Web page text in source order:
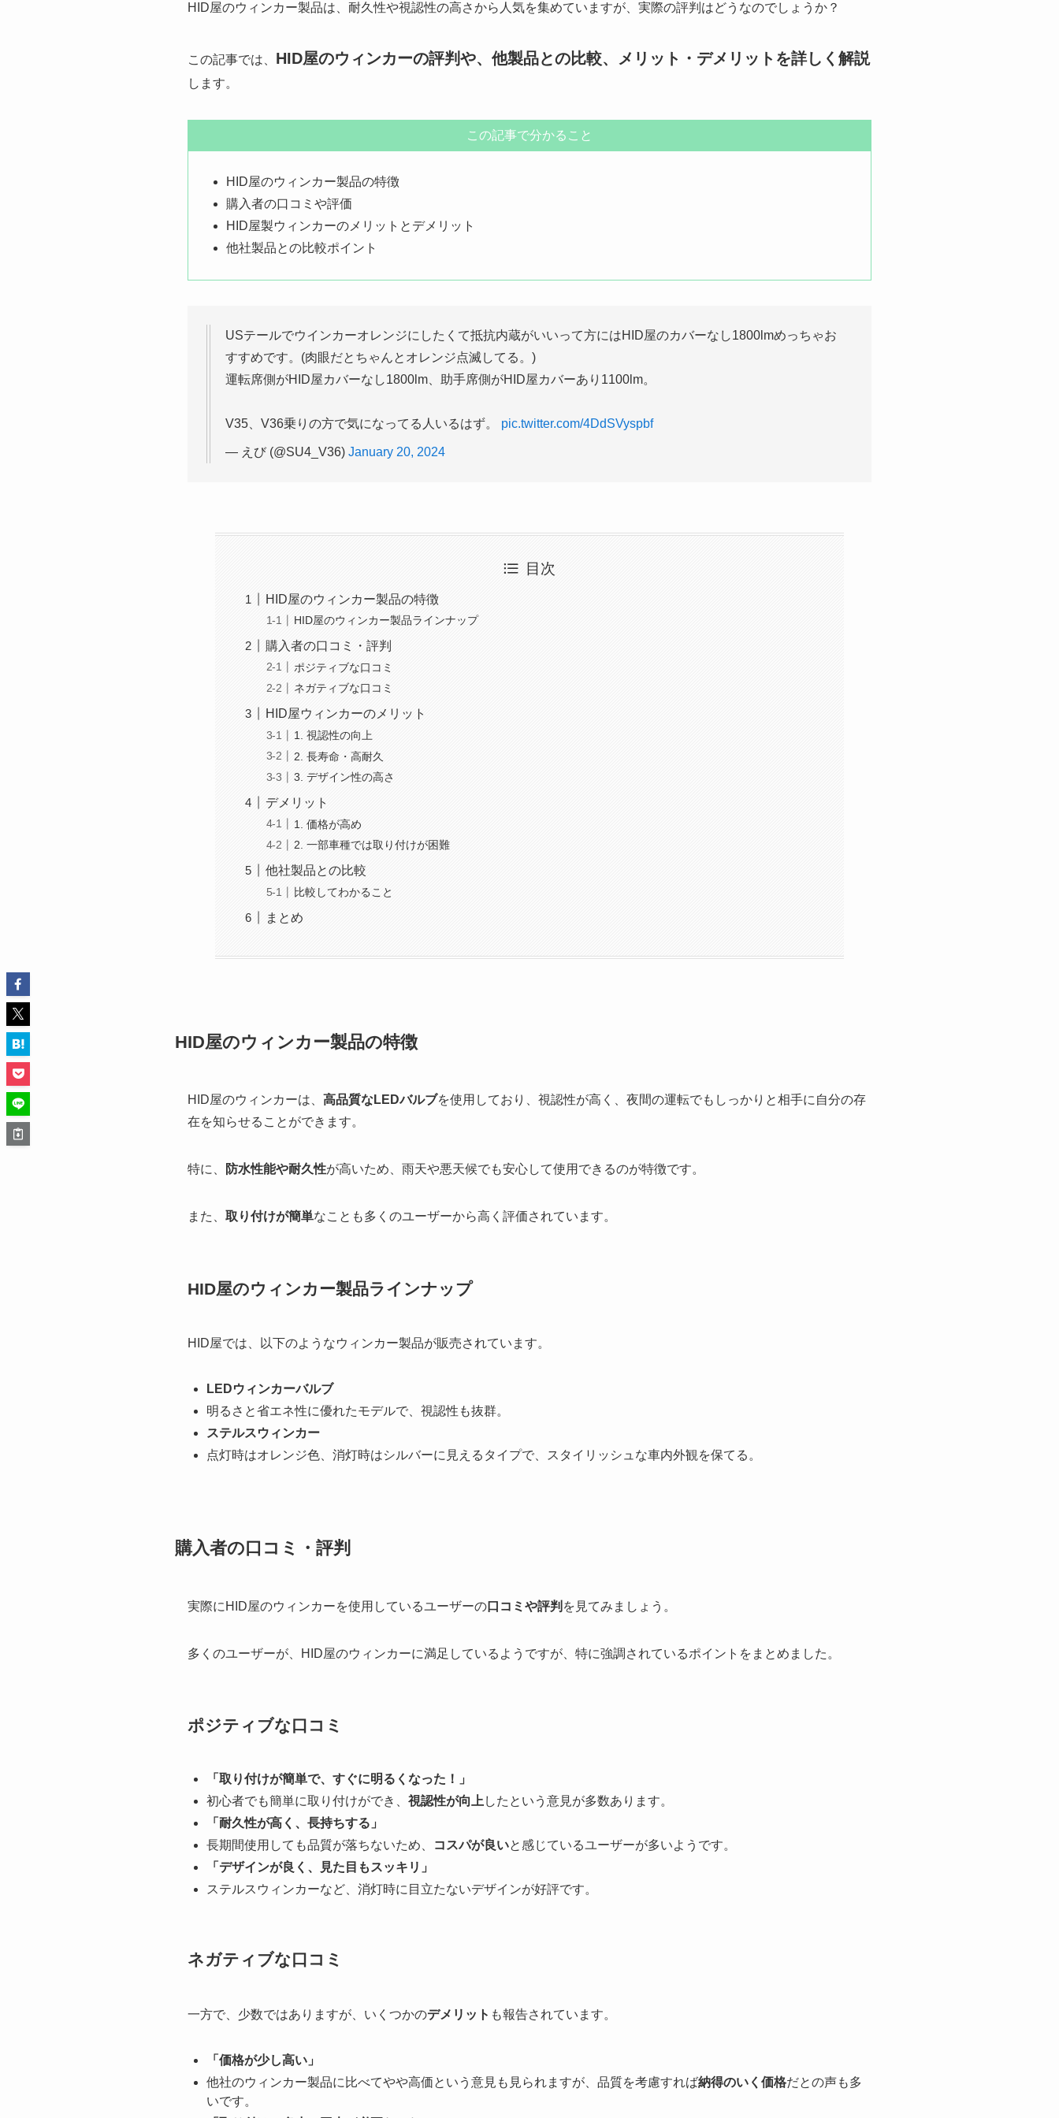
HID屋のウィンカー製品は、耐久性や視認性の高さから人気を集めていますが、実際の評判はどうなのでしょうか？
この記事では、 HID屋のウィンカーの評判や、他製品との比較、メリット・デメリットを詳しく解説
します。
この記事で分かること
HID屋のウィンカー製品の特徴
購入者の口コミや評価
HID屋製ウィンカーのメリットとデメリット
他社製品との比較ポイント
USテールでウインカーオレンジにしたくて抵抗内蔵がいいって方にはHID屋のカバーなし1800lmめっちゃお
すすめです。(肉眼だとちゃんとオレンジ点滅してる。)
運転席側がHID屋カバーなし1800lm、助手席側がHID屋カバーあり1100lm。
V35、V36乗りの方で気になってる人いるはず。 pic.twitter.com/4DdSVyspbf
— えび (@SU4_V36) January 20, 2024
目次
HID屋のウィンカー製品の特徴
HID屋のウィンカー製品ラインナップ
購入者の口コミ・評判
ポジティブな口コミ
ネガティブな口コミ
HID屋ウィンカーのメリット
1. 視認性の向上
2. 長寿命・高耐久
3. デザイン性の高さ
デメリット
1. 価格が高め
2. 一部車種では取り付けが困難
他社製品との比較
比較してわかること
まとめ
HID屋のウィンカー製品の特徴
HID屋のウィンカーは、 高品質なLEDバルブを使用しており、視認性が高く、夜間の運転でもしっかりと相手に自分の存
在を知らせることができます。
特に、 防水性能や耐久性が高いため、雨天や悪天候でも安心して使用できるのが特徴です。
また、 取り付けが簡単なことも多くのユーザーから高く評価されています。
HID屋のウィンカー製品ラインナップ
HID屋では、以下のようなウィンカー製品が販売されています。
LEDウィンカーバルブ
明るさと省エネ性に優れたモデルで、視認性も抜群。
ステルスウィンカー
点灯時はオレンジ色、消灯時はシルバーに見えるタイプで、スタイリッシュな車内外観を保てる。
購入者の口コミ・評判
実際にHID屋のウィンカーを使用しているユーザーの口コミや評判 を見てみましょう。
多くのユーザーが、HID屋のウィンカーに満足しているようですが、特に強調されているポイントをまとめました。
ポジティブな口コミ
「取り付けが簡単で、すぐに明るくなった！」
初心者でも簡単に取り付けができ、 視認性が向上 したという意見が多数あります。
「耐久性が高く、長持ちする」
長期間使用しても品質が落ちないため、
コスパが良いと感じているユーザーが多いようです。
「デザインが良く、見た目もスッキリ」
ステルスウィンカーなど、消灯時に目立たないデザインが好評です。
ネガティブな口コミ
一方で、少数ではありますが、いくつかのデメリット も報告されています。
「価格が少し高い」
他社のウィンカー製品に比べてやや高価という意見も見られますが、品質を考慮すれば納得のいく価格だとの声も多
いです。